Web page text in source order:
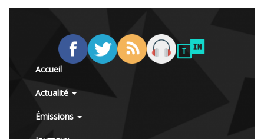
Accueil
Actualité
Émissions